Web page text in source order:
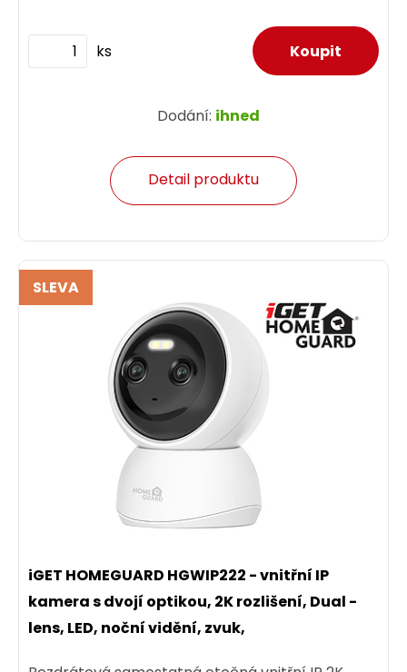
ks
Dodání: ihned
Detail produktu
SLEVA
iGET HOMEGUARD HGWIP222 - vnitřní IP
kamera s dvojí optikou, 2K rozlišení, Dual -
lens, LED, noční vidění, zvuk,